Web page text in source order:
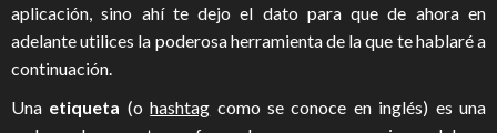
aplicación, sino ahí te dejo el dato para que de ahora en
adelante utilices la poderosa herramienta de la que te hablaré a
continuación.
Una etiqueta (ohashtag como se conoce en inglés) es una